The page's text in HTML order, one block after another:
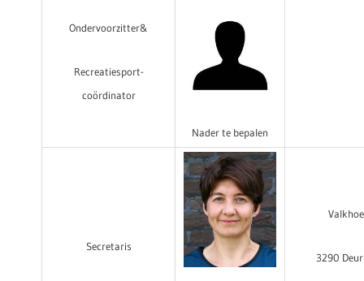
Ondervoorzitter&
Recreatiesport-
coördinator
Nader te bepalen
Secretaris
3290